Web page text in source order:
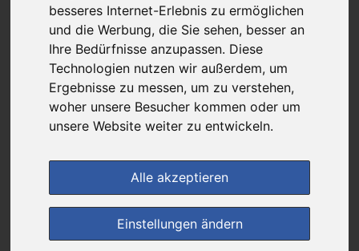
besseres Internet-Erlebnis zu ermöglichen
und die Werbung, die Sie sehen, besser an
Ihre Bedürfnisse anzupassen. Diese
Technologien nutzen wir außerdem, um
Ergebnisse zu messen, um zu verstehen,
woher unsere Besucher kommen oder um
unsere Website weiter zu entwickeln.
Alle akzeptieren
Einstellungen ändern
Kein Preis bekannt
Das gewünschte Produkt ist derzeit bei keinem unserer Partner
erhältlich.
(0) Jetzt bewerten!
zur Startseite